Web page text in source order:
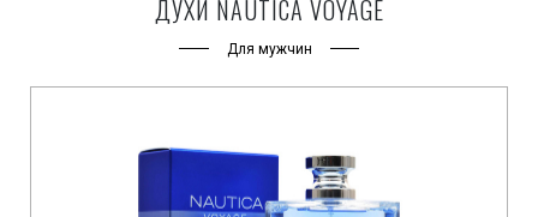
ДУХИ NAUTICA VOYAGE
Для мужчин